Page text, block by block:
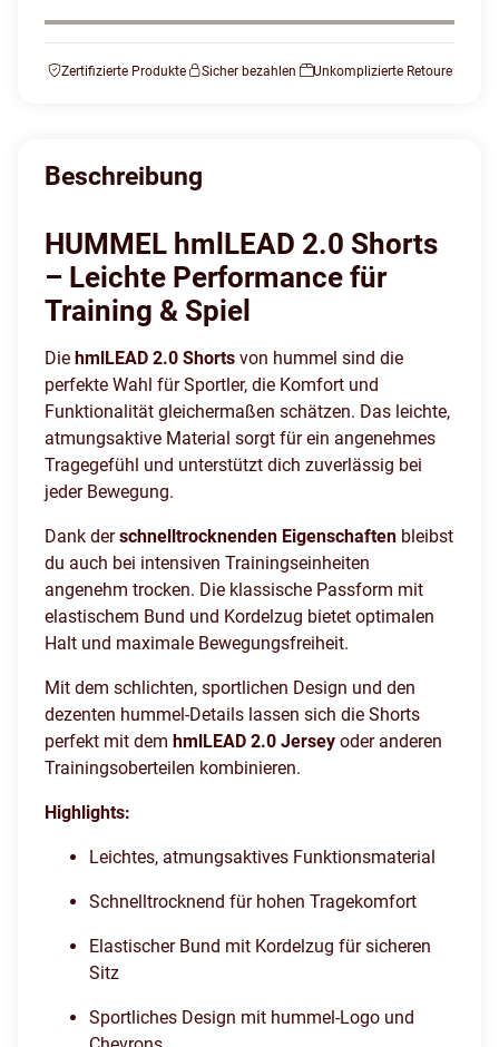
Zertifizierte Produkte Sicher bezahlen Unkomplizierte Retoure
Beschreibung
HUMMEL hmlLEAD 2.0 Shorts
– Leichte Performance für
Training & Spiel
Die hmlLEAD 2.0 Shorts von hummel sind die
perfekte Wahl für Sportler, die Komfort und
Funktionalität gleichermaßen schätzen. Das leichte,
atmungsaktive Material sorgt für ein angenehmes
Tragegefühl und unterstützt dich zuverlässig bei
jeder Bewegung.
Dank derschnelltrocknenden Eigenschaften bleibst
du auch bei intensiven Trainingseinheiten
angenehm trocken. Die klassische Passform mit
elastischem Bund und Kordelzug bietet optimalen
Halt und maximale Bewegungsfreiheit.
Mit dem schlichten, sportlichen Design und den
dezenten hummel-Details lassen sich die Shorts
perfekt mit dem hmlLEAD 2.0 Jersey oder anderen
Trainingsoberteilen kombinieren.
Highlights:
Leichtes, atmungsaktives Funktionsmaterial
Schnelltrocknend für hohen Tragekomfort
Elastischer Bund mit Kordelzug für sicheren
Sitz
Sportliches Design mit hummel-Logo und